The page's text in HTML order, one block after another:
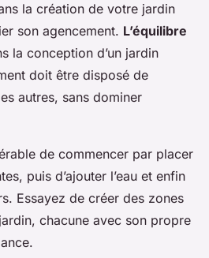
la création de votre jardin
son agencement. L’équilibre
la conception d’un jardin
doit être disposé de
autres, sans dominer
de commencer par placer
puis d’ajouter l’eau et enfin
Essayez de créer des zones
chacune avec son propre